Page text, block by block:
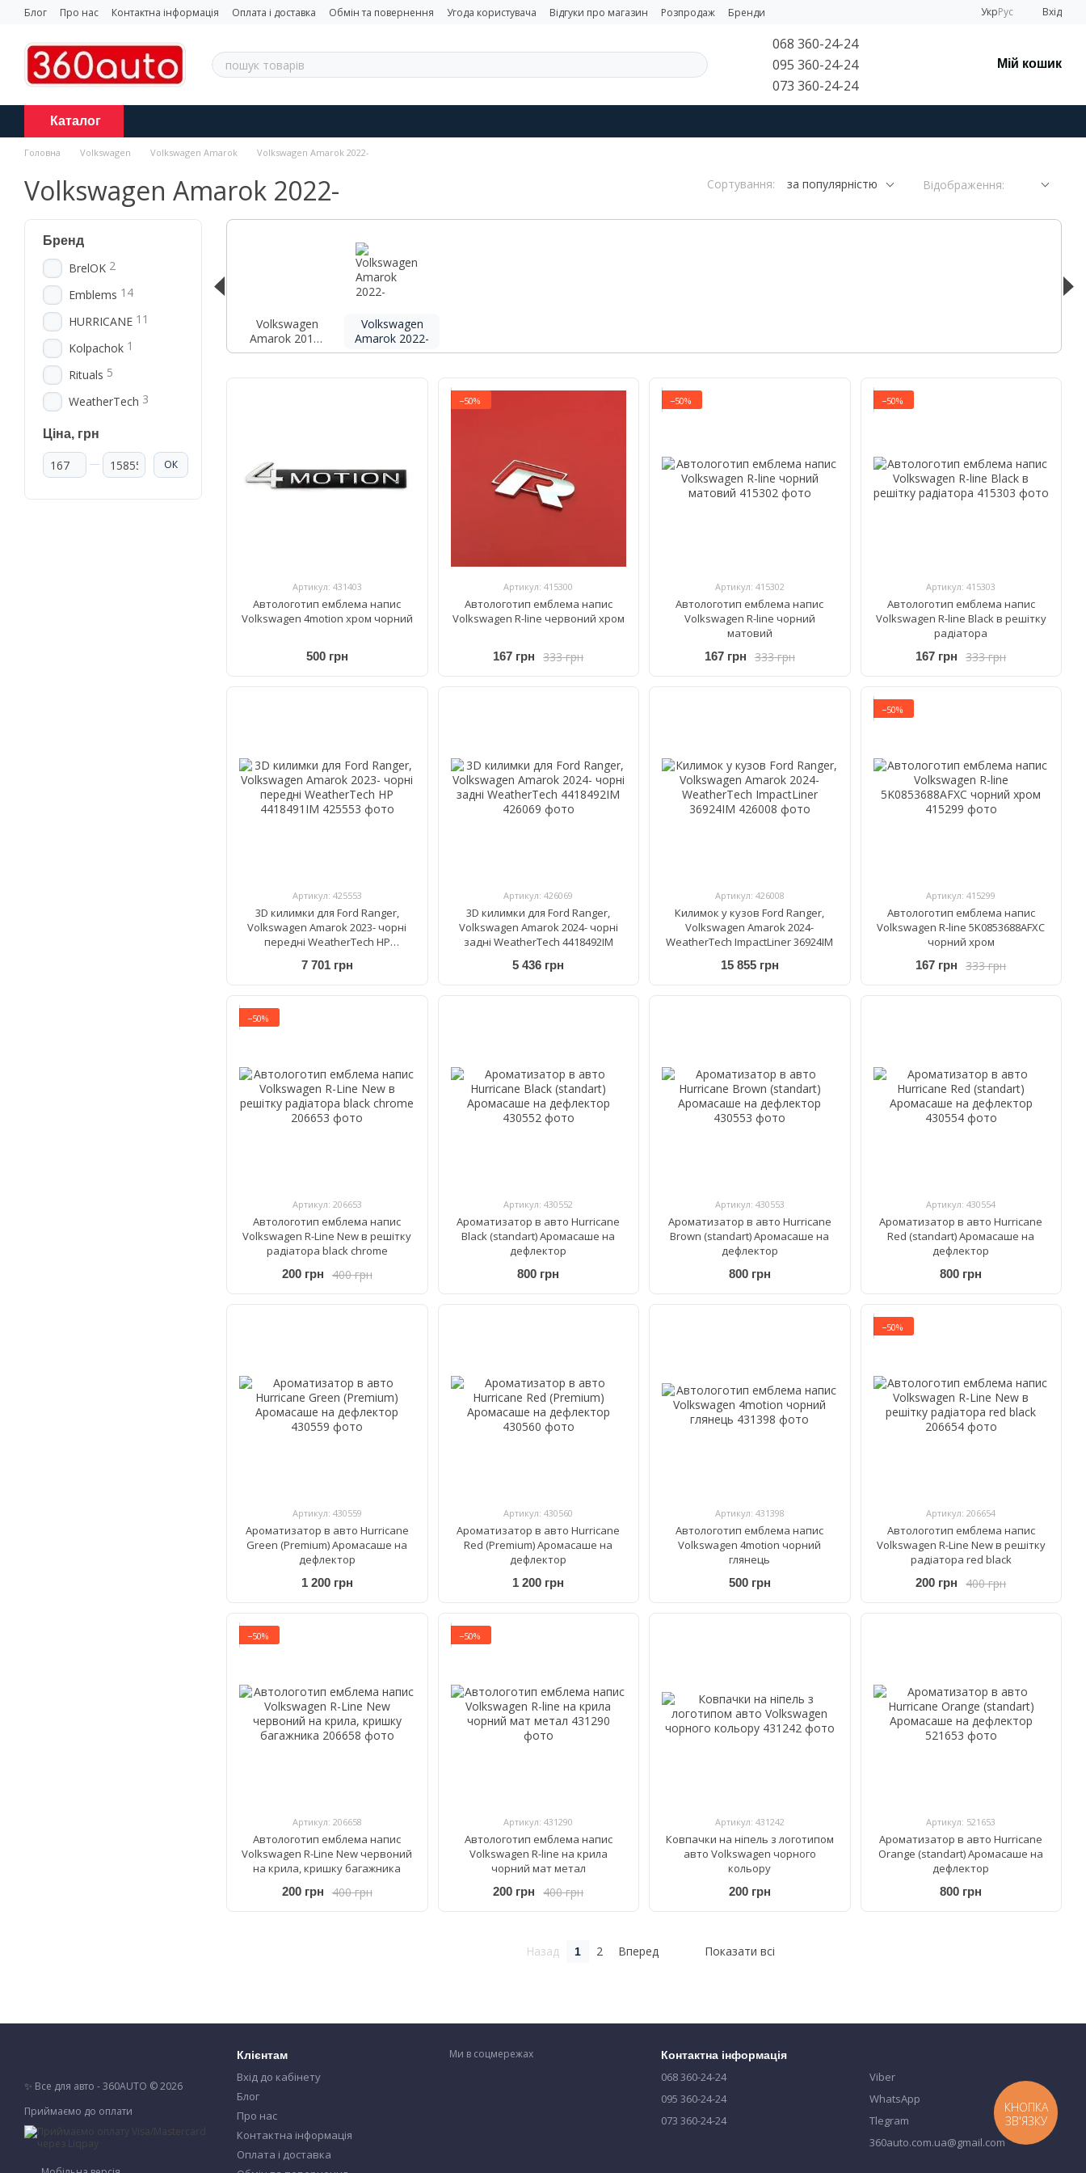
Перейти до основного контенту
Блог Про нас Контактна інформація Оплата і доставка Обмін та повернення Угода користувача Відгуки про магазин Розпродаж Бренди УкрРус Вхід
068 360-24-24
095 360-24-24
073 360-24-24
Мій кошик
Каталог
Головна Volkswagen Volkswagen Amarok Volkswagen Amarok 2022-
Volkswagen Amarok 2022- Сортування: за популярністю Відображення:
Volkswagen
Amarok 2010-
2022
Volkswagen
Amarok 2022-
Артикул: 431403
Автологотип емблема напис
Volkswagen 4motion хром чорний
500 грн
−50%
Артикул: 415300
Автологотип емблема напис
Volkswagen R-line червоний хром
333 грн
167 грн
−50%
Артикул: 415302
Автологотип емблема напис
Volkswagen R-line чорний
матовий
333 грн
167 грн
−50%
Артикул: 415303
Автологотип емблема напис
Volkswagen R-line Black в решітку
радіатора
333 грн
167 грн
Артикул: 425553
3D килимки для Ford Ranger,
Volkswagen Amarok 2023- чорні
передні WeatherTech HP
7 701 грн
Артикул: 426069
3D килимки для Ford Ranger,
Volkswagen Amarok 2024- чорні
задні WeatherTech 4418492IM
5 436 грн
Артикул: 426008
Килимок у кузов Ford Ranger,
Volkswagen Amarok 2024-
WeatherTech ImpactLiner 36924IM
15 855 грн
−50%
Артикул: 415299
Автологотип емблема напис
Volkswagen R-line 5K0853688AFXC
чорний хром
333 грн
167 грн
−50%
Артикул: 206653
Автологотип емблема напис
Volkswagen R-Line New в решітку
радіатора black chrome
400 грн
200 грн
Артикул: 430552
Ароматизатор в авто Hurricane
Black (standart) Аромасаше на
дефлектор
800 грн
Артикул: 430553
Ароматизатор в авто Hurricane
Brown (standart) Аромасаше на
дефлектор
800 грн
Артикул: 430554
Ароматизатор в авто Hurricane
Red (standart) Аромасаше на
дефлектор
800 грн
Артикул: 430559
Ароматизатор в авто Hurricane
Green (Premium) Аромасаше на
дефлектор
1 200 грн
Артикул: 430560
Ароматизатор в авто Hurricane
Red (Premium) Аромасаше на
дефлектор
1 200 грн
Артикул: 431398
Автологотип емблема напис
Volkswagen 4motion чорний
глянець
500 грн
−50%
Артикул: 206654
Автологотип емблема напис
Volkswagen R-Line New в решітку
радіатора red black
400 грн
200 грн
−50%
Артикул: 206658
Автологотип емблема напис
Volkswagen R-Line New червоний
на крила, кришку багажника
400 грн
200 грн
−50%
Артикул: 431290
Автологотип емблема напис
Volkswagen R-line на крила
чорний мат метал
400 грн
200 грн
Артикул: 431242
Ковпачки на ніпель з логотипом
авто Volkswagen чорного
кольору
200 грн
Артикул: 521653
Ароматизатор в авто Hurricane
Orange (standart) Аромасаше на
дефлектор
800 грн
Назад 1 2 Вперед Показати всі
Бренд
BrelOK 2
Emblems 14
HURRICANE 11
Kolpachok 1
Rituals 5
WeatherTech 3
Ціна, грн
Від Ціна, грн
До Ціна, грн ОК
✨ Все для авто - 360AUTO © 2026
Приймаємо до оплати
Клієнтам
Вхід до кабінету
Блог
Про нас
Контактна інформація
Оплата і доставка
Ми в соцмережах Контактна інформація
068 360-24-24
095 360-24-24
073 360-24-24
Viber
WhatsApp
Tlegram
360auto.com.ua@gmail.com
КНОПКА
ЗВ'ЯЗКУ